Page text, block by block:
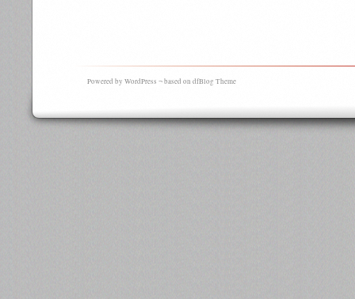
Powered by WordPress ¬ based on dfBlog Theme